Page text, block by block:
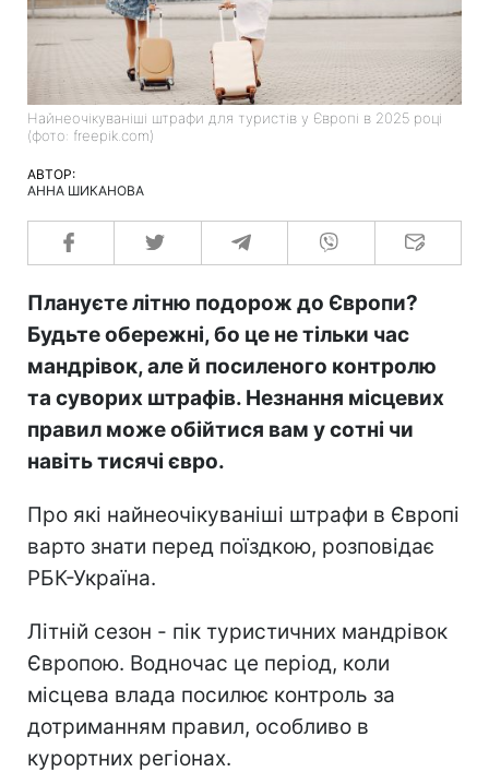
Найнеочікуваніші штрафи для туристів у Європі в 2025 році
(фото: freepik.com)
АВТОР:
АННА ШИКАНОВА
Плануєте літню подорож до Європи?
Будьте обережні, бо це не тільки час
мандрівок, але й посиленого контролю
та суворих штрафів. Незнання місцевих
правил може обійтися вам у сотні чи
навіть тисячі євро.
Про які найнеочікуваніші штрафи в Європі
варто знати перед поїздкою, розповідає
РБК-Україна.
Літній сезон - пік туристичних мандрівок
Європою. Водночас це період, коли
місцева влада посилює контроль за
дотриманням правил, особливо в
курортних регіонах.